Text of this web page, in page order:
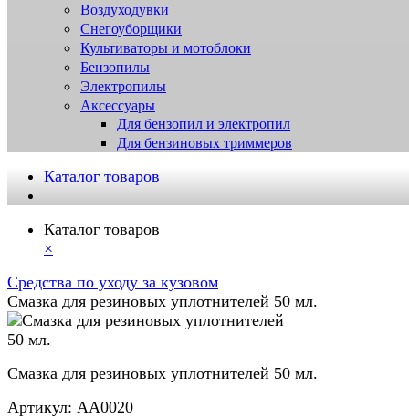
Воздуходувки
Снегоуборщики
Культиваторы и мотоблоки
Бензопилы
Электропилы
Аксессуары
Для бензопил и электропил
Для бензиновых триммеров
Каталог товаров
Каталог товаров
×
Средства по уходу за кузовом
Смазка для резиновых уплотнителей 50 мл.
Смазка для резиновых уплотнителей 50 мл.
Артикул: АА0020